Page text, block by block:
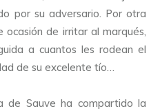
por su adversario. Por otra
de irritar al marqués,
a cuantos les rodean el
de su excelente tío…
de Sauve ha compartido la